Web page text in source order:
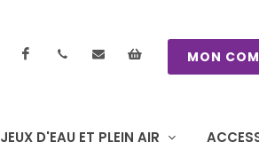
Facebook contactez nous
Mon panier
MON
JEUX D'EAU ET PLEIN AIR